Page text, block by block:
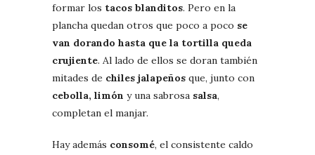
formar los tacos blanditos. Pero en la
plancha quedan otros que poco a poco se
van dorando hasta que la tortilla queda
crujiente. Al lado de ellos se doran también
mitades de chiles jalapeños que, junto con
cebolla, limón y una sabrosa salsa,
completan el manjar.
Hay además consomé, el consistente caldo